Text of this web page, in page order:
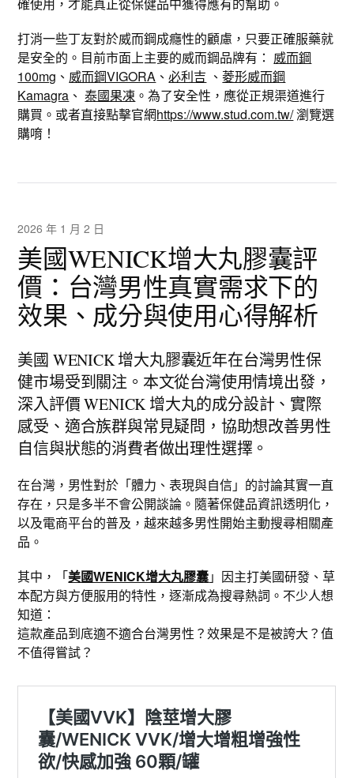
打消一些丁友對於威而鋼成癮性的顧慮，只要正確服藥就
是安全的。目前市面上主要的威而鋼品牌有： 威而鋼
100mg 、 威而鋼VIGORA 、必利吉 、菱形威而鋼
Kamagra 、泰國果凍 。為了安全性，應從正規渠道進行
購買。或者直接點擊官網https://www.stud.com.tw/瀏覽選
購唷！
2026 年 1 月 2 日
美國WENICK增大丸膠囊評
價：台灣男性真實需求下的
效果、成分與使用心得解析
美國 WENICK 增大丸膠囊近年在台灣男性保
健市場受到關注。本文從台灣使用情境出發，
深入評價 WENICK 增大丸的成分設計、實際
感受、適合族群與常見疑問，協助想改善男性
自信與狀態的消費者做出理性選擇。
在台灣，男性對於「體力、表現與自信」的討論其實一直
存在，只是多半不會公開談論。隨著保健品資訊透明化，
以及電商平台的普及，越來越多男性開始主動搜尋相關產
品。
其中，「美國WENICK增大丸膠囊」因主打美國研發、草
本配方與方便服用的特性，逐漸成為搜尋熱詞。不少人想
知道：
這款產品到底適不適合台灣男性？效果是不是被誇大？值
不值得嘗試？